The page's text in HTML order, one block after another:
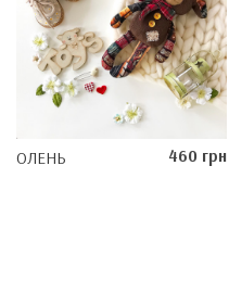
ОЛЕНЬ 460 грн